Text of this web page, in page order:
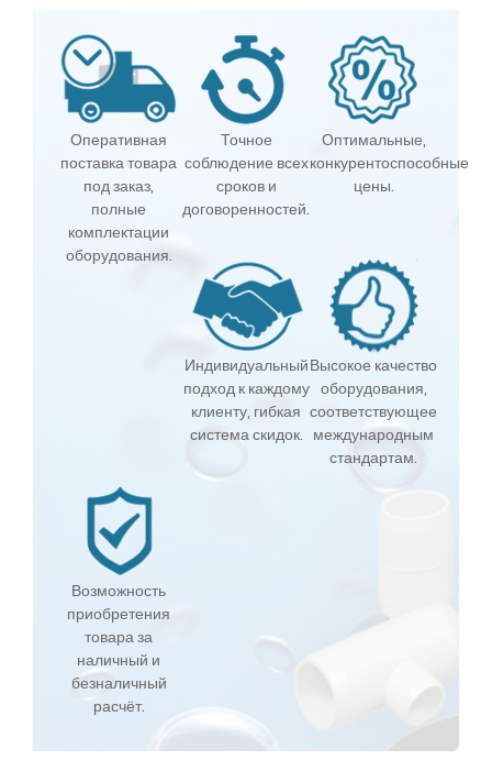
Оперативная
поставка товара
под заказ,
полные
комплектации
оборудования.
Точное
соблюдение всех
сроков и
договоренностей.
Оптимальные,
конкурентоспособные
цены.
Индивидуальный
подход к каждому
клиенту, гибкая
система скидок.
Высокое качество
оборудования,
соответствующее
международным
стандартам.
Возможность
приобретения
товара за
наличный и
безналичный
расчёт.